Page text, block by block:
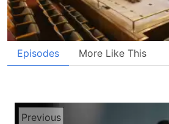
Episodes More Like This
Previous